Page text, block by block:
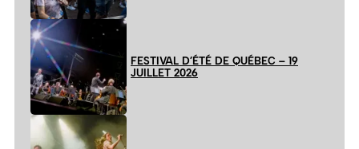
FESTIVAL D’ÉTÉ DE QUÉBEC – 19
JUILLET 2026